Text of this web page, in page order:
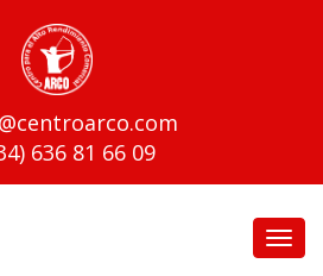
636 81 66 09